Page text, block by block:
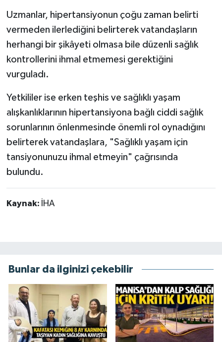
Uzmanlar, hipertansiyonun çoğu zaman belirti
vermeden ilerlediğini belirterek vatandaşların
herhangi bir şikâyeti olmasa bile düzenli sağlık
kontrollerini ihmal etmemesi gerektiğini
vurguladı.
Yetkililer ise erken teşhis ve sağlıklı yaşam
alışkanlıklarının hipertansiyona bağlı ciddi sağlık
sorunlarının önlenmesinde önemli rol oynadığını
belirterek vatandaşlara, "Sağlıklı yaşam için
tansiyonunuzu ihmal etmeyin" çağrısında
bulundu.
Kaynak: İHA
Bunlar da ilginizi çekebilir